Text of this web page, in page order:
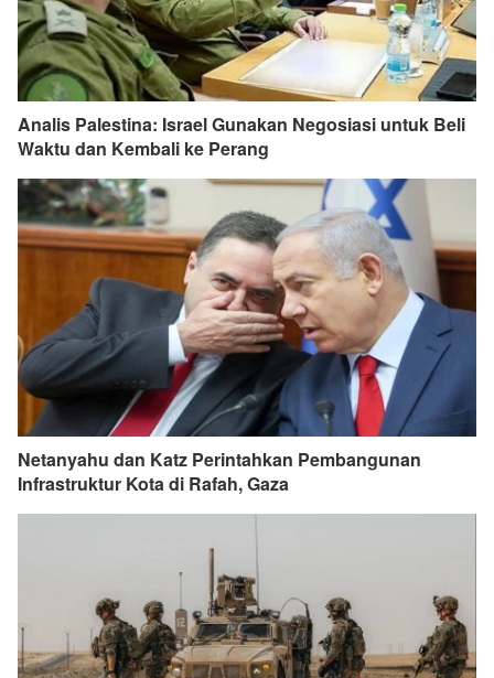
Analis Palestina: Israel Gunakan Negosiasi untuk Beli
Waktu dan Kembali ke Perang
Netanyahu dan Katz Perintahkan Pembangunan
Infrastruktur Kota di Rafah, Gaza